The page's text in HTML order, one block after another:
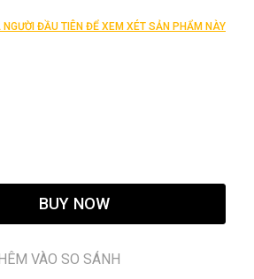
NGƯỜI ĐẦU TIÊN ĐỂ XEM XÉT SẢN PHẨM NÀY
BUY NOW
VÀO SO SÁNH